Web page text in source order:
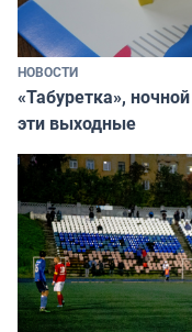
НОВОСТИ
«Табуретка»,
эти выходные